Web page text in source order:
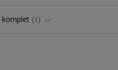
komplet 1